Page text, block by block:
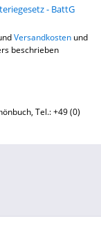
- BattG
Versandkostenund
beschrieben
Tel.: +49 (0)